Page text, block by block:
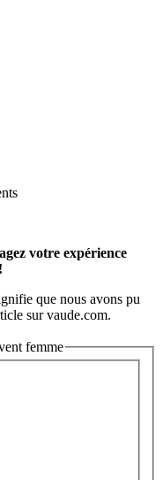
votre expérience
que nous avons pu
sur vaude.com.
femme